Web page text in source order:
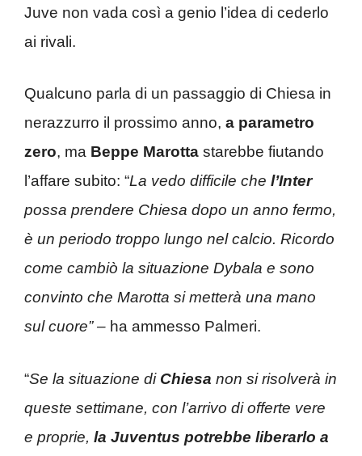
Juve non vada così a genio l’idea di cederlo
ai rivali.
Qualcuno parla di un passaggio di Chiesa in
nerazzurro il prossimo anno, a parametro
zero, ma Beppe Marotta starebbe fiutando
l’affare subito: “La vedo difficile che l’Inter
possa prendere Chiesa dopo un anno fermo,
è un periodo troppo lungo nel calcio. Ricordo
come cambiò la situazione Dybala e sono
convinto che Marotta si metterà una mano
sul cuore” – ha ammesso Palmeri.
“Se la situazione di Chiesa non si risolverà in
queste settimane, con l’arrivo di offerte vere
e proprie, la Juventus potrebbe liberarlo a